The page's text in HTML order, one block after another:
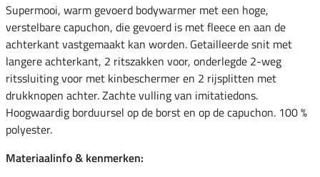
Supermooi, warm gevoerd bodywarmer met een hoge,
verstelbare capuchon, die gevoerd is met fleece en aan de
achterkant vastgemaakt kan worden. Getailleerde snit met
langere achterkant, 2 ritszakken voor, onderlegde 2-weg
ritssluiting voor met kinbeschermer en 2 rijsplitten met
drukknopen achter. Zachte vulling van imitatiedons.
Hoogwaardig borduursel op de borst en op de capuchon. 100 %
polyester.
Materiaalinfo & kenmerken: